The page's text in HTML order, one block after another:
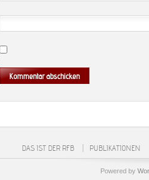
DAS IST DER RFB PUBLIKATIONEN
Powered by